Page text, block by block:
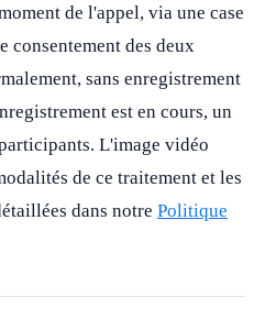
de l'appel, via une case
consentement des deux
sans enregistrement
est en cours, un
L'image vidéo
de ce traitement et les
dans notre Politique